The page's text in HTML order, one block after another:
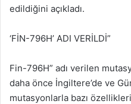
edildiğini açıkladı.
‘FİN-796H’ ADI VERİLDİ”
Fin-796H” adı verilen
daha önce İngiltere’de ve
mutasyonlarla bazı